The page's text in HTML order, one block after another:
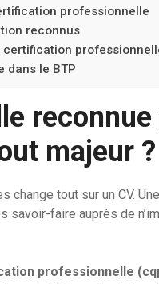
professionnelle
reconnus
dans le BTP
reconnue
majeur ?
change tout sur un CV. Une
savoir-faire auprès de
professionnelle